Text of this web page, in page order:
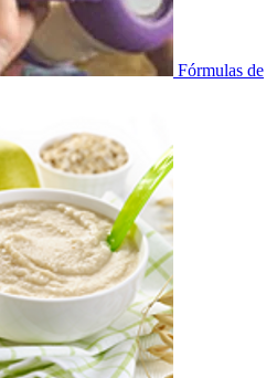
Fórmulas de